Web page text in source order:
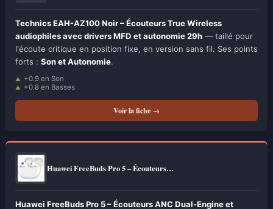
Technics EAH-AZ100 Noir – Écouteurs True Wireless
audiophiles avec drivers MFD et autonomie 29h — taillé pour
l'écoute critique en position fixe, en version sans fil. Ses points
forts : Son et Autonomie.
+0.9 en Son
+0.8 en Basses
Voir la fiche →
Huawei FreeBuds Pro 5 – Écouteurs…
Huawei FreeBuds Pro 5 – Écouteurs ANC Dual-Engine et